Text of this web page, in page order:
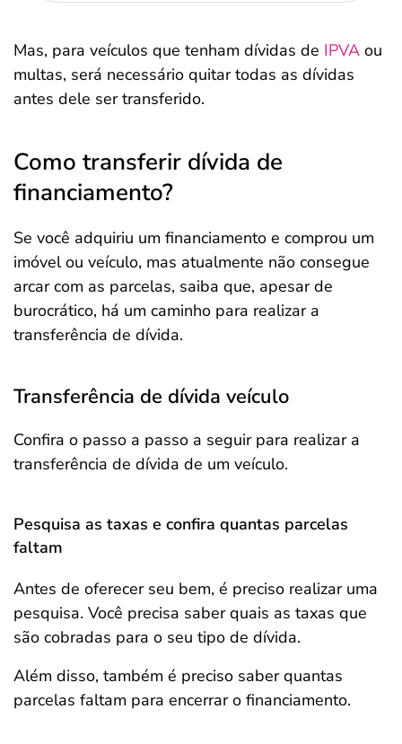
Mas, para veículos que tenham dívidas de IPVA ou
multas, será necessário quitar todas as dívidas
antes dele ser transferido.
Como transferir dívida de
financiamento?
Se você adquiriu um financiamento e comprou um
imóvel ou veículo, mas atualmente não consegue
arcar com as parcelas, saiba que, apesar de
burocrático, há um caminho para realizar a
transferência de dívida.
Transferência de dívida veículo
Confira o passo a passo a seguir para realizar a
transferência de dívida de um veículo.
Pesquisa as taxas e confira quantas parcelas
faltam
Antes de oferecer seu bem, é preciso realizar uma
pesquisa. Você precisa saber quais as taxas que
são cobradas para o seu tipo de dívida.
Além disso, também é preciso saber quantas
parcelas faltam para encerrar o financiamento.